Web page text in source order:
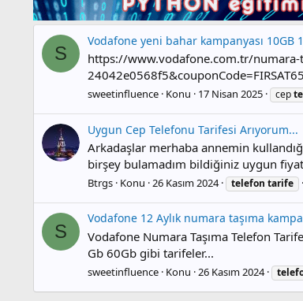
S
Vodafone yeni bahar kampanyası 10GB
https://www.vodafone.com.tr/
sweetinfluence Konu 17 Nisan 2025 cep
Uygun Cep Telefonu Tarifesi Arıyorum...
Arkadaşlar merhaba annemin
birşey bulamadım bildiğiniz uygun
Btrgs Konu 26 Kasım 2024 telefon tarife
S
Vodafone 12 Aylık numara taşıma
Vodafone Numara Taşıma Telefon
Gb 60Gb gibi tarifeler...
sweetinfluence Konu 26 Kasım 2024